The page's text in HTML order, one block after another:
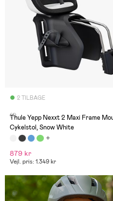
2 TILBAGE
(1)
Thule Yepp Nexxt 2 Maxi Frame
Cykelstol, Snow White
879 kr
Vejl. pris: 1.349 kr